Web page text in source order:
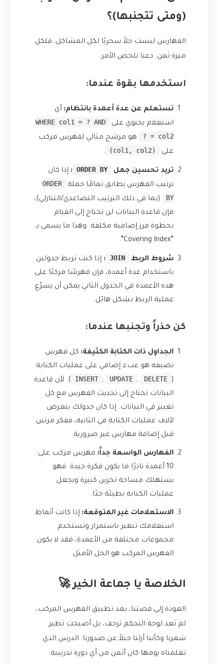
(ومتى تتجنبها)؟
الفهارس ليست حلاً سحريًا لكل المشاكل، فلكل
ميزة ثمن. دعنا نلخص الأمر.
استخدمها بقوة عندما:
تستعلم عن عدة أعمدة بانتظام: أي
استعلام يحتوي على
WHERE col1 = ? AND
col2 = ?
هو مرشح مثالي لفهرس مركب
على
(col1, col2)
.
تريد تحسين جمل ORDER BY
: إذا كان
ترتيب الفهرس يطابق تمامًا جملة
ORDER
BY
(بما في ذلك الترتيب التصاعدي/التنازلي)،
فإن قاعدة البيانات لن تحتاج إلى القيام
بخطوة فرز إضافية مكلفة. وهذا ما يسمى بـ
شروط الربط JOIN
: إذا كنت تربط جدولين
باستخدام عدة أعمدة، فإن فهرسًا مركبًا على
هذه الأعمدة في الجدول الثاني يمكن أن يسرّع
عملية الربط بشكل هائل.
كن حذراً وتجنبها عندما:
الجداول ذات الكتابة الكثيفة: كل فهرس
تضيفه هو عبء إضافي على عمليات الكتابة
(
INSERT , UPDATE , DELETE
). لأن قاعدة
البيانات تحتاج إلى تحديث الفهرس مع كل
تغيير في البيانات. إذا كان جدولك يتعرض
لآلاف عمليات الكتابة في الثانية، ففكر مرتين
قبل إضافة فهارس غير ضرورية.
الفهارس الواسعة جداً: فهرس مركب على
10 أعمدة نادرًا ما يكون فكرة جيدة. فهو
يستهلك مساحة تخزين كبيرة ويجعل
عمليات الكتابة بطيئة جدًا.
الاستعلامات غير المتوقعة: إذا كانت أنماط
استعلامك تتغير باستمرار وتستخدم
مجموعات مختلفة من الأعمدة، فقد لا يكون
الفهرس المركب هو الحل الأمثل.
الخلاصة يا جماعة الخير 🚀
العودة إلى قصتنا، بعد تطبيق الفهرس المركب،
لم تعد لوحة التحكم تزحف، بل أصبحت تطير.
شعرنا وكأننا أزلنا جبلاً عن صدورنا. الدرس الذي
تعلمناه يومها كان أثمن من أي دورة تدريبية: